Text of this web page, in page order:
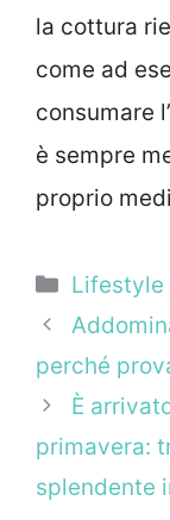
la cottura
come ad
consumare
è sempre
proprio
Categorie
Lifestyle
perché
È
primavera:
splendente